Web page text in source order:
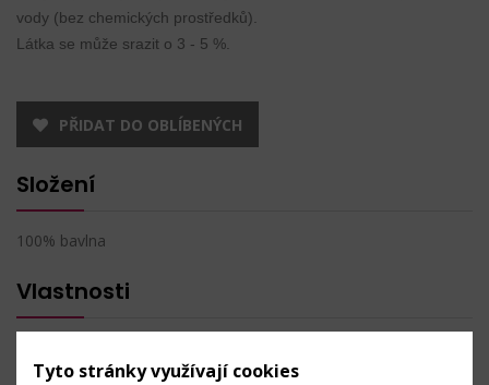
vody (bez chemických prostředků).
Látka se může srazit o 3 - 5 %.
PŘIDAT DO OBLÍBENÝCH
Složení
100% bavlna
Vlastnosti
Šíře:150 cm
Tyto stránky využívají cookies